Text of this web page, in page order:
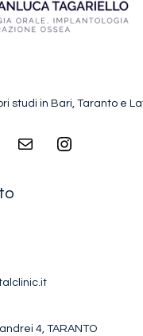
studi in Bari, Taranto e
4, TARANTO